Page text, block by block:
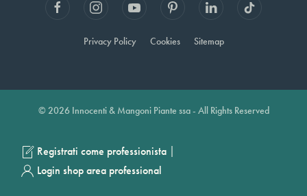
Privacy Policy Cookies Sitemap
© 2026 Innocenti & Mangoni Piante ssa - All Rights Reserved
Registrati come professionista |
Login shop area professional